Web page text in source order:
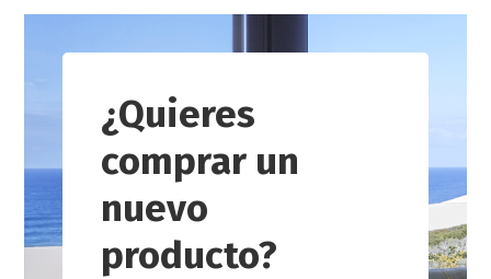
¿Quieres
comprar un
nuevo
producto?